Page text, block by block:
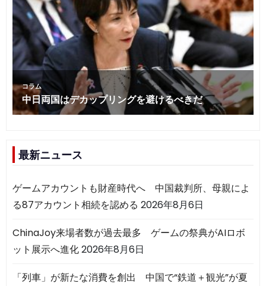
最新ニュース
ゲームアカウントも財産時代へ 中国裁判所、母親によ
る87アカウント相続を認める 2026年8月6日
ChinaJoy来場者数が過去最多 ゲームの祭典がAIロボ
ット展示へ進化2026年8月6日
「列車」が新たな消費を創出 中国で“鉄道＋観光”が夏